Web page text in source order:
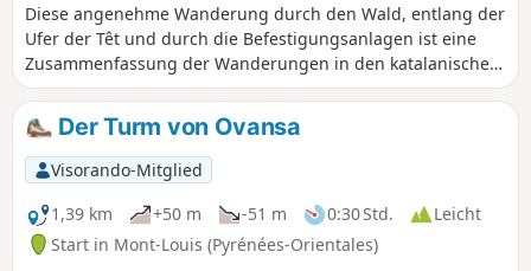
Diese angenehme Wanderung durch den Wald, entlang der
Ufer der Têt und durch die Befestigungsanlagen ist eine
Zusammenfassung der Wanderungen in den katalanischen
Pyrenäen, die denPR®®10, denPR®®19und
denPR®®20nutzen. Diese Rundwanderung beginnt im Dorf
La Llagonne, könnte aber genauso gut von der Zitadelle von
Mont-Louis oder vom Lac d’en Calvet aus gestartet werden.
Der Turm von Ovansa
Visorando-Mitglied
1,39 km
+50 m -51 m 0:30 Std.
Leicht
Start in Mont-Louis (Pyrénées-Orientales)